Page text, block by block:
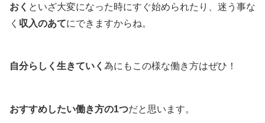
おく といざ大変になった時にすぐ始められたり、迷う事な
く 収入のあてにできますからね。
自分らしく生きていく 為にもこの様な働き方はぜひ！
おすすめしたい働き方の1つだと思います。